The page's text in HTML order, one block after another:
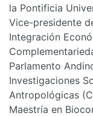
la Pontificia
Vice-presidente
Integración
Parlamento
Investigaciones
Antropológicas
Maestría en